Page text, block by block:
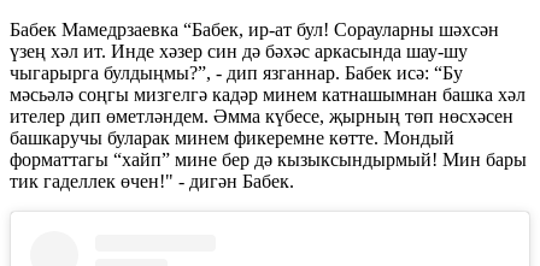
Бабек Мамедрзаевка “Бабек, ир-ат бул! Сорауларны шәхсән
үзең хәл ит. Инде хәзер син дә бәхәс аркасында шау-шу
чыгарырга булдыңмы?”, - дип язганнар. Бабек исә: “Бу
мәсьәлә соңгы мизгелгә кадәр минем катнашымнан башка хәл
ителер дип өметләндем. Әмма күбесе, җырның төп нөсхәсен
башкаручы буларак минем фикеремне көтте. Мондый
форматтагы “хайп” мине бер дә кызыксындырмый! Мин бары
тик гаделлек өчен!" - дигән Бабек.